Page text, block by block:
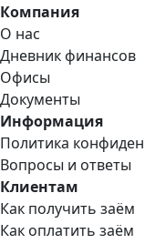
Компания
О нас
Дневник финансов
Офисы
Документы
Информация
Политика
Вопросы и ответы
Клиентам
Как получить заём
Как оплатить заём